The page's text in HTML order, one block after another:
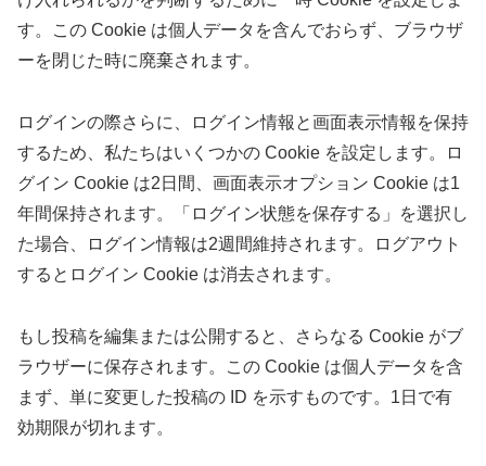
す。この Cookie は個人データを含んでおらず、ブラウザ
ーを閉じた時に廃棄されます。
ログインの際さらに、ログイン情報と画面表示情報を保持
するため、私たちはいくつかの Cookie を設定します。ロ
グイン Cookie は2日間、画面表示オプション Cookie は1
年間保持されます。「ログイン状態を保存する」を選択し
た場合、ログイン情報は2週間維持されます。ログアウト
するとログイン Cookie は消去されます。
もし投稿を編集または公開すると、さらなる Cookie がブ
ラウザーに保存されます。この Cookie は個人データを含
まず、単に変更した投稿の ID を示すものです。1日で有
効期限が切れます。